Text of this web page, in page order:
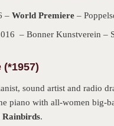
– World Premiere –
– Bonner Kunstverein –
(*1957)
sound artist and radio
piano with all-women big-
Rainbirds.